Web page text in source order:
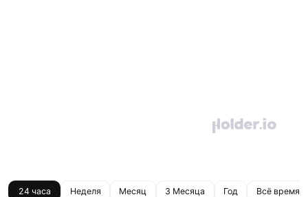
24 часа Неделя Месяц 3 Месяца Год Всё время